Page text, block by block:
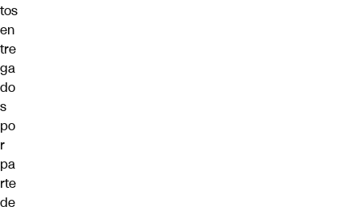
tos
en
tre
ga
do
s
po
r
pa
rte
de